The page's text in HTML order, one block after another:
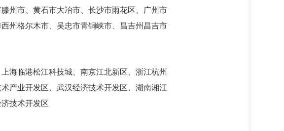
州市、黄石市大冶市、长沙市雨花区、广州市
州格尔木市、吴忠市青铜峡市、昌吉州昌吉市
海临港松江科技城、南京江北新区、浙江杭州
产业开发区、武汉经济技术开发区、湖南湘江
技术开发区